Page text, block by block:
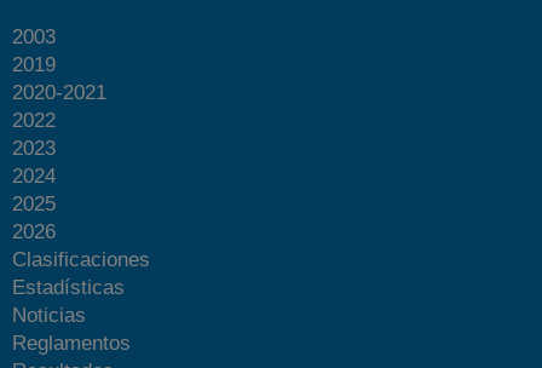
2003
2019
2020-2021
2022
2023
2024
2025
2026
Clasificaciones
Estadísticas
Noticias
Reglamentos